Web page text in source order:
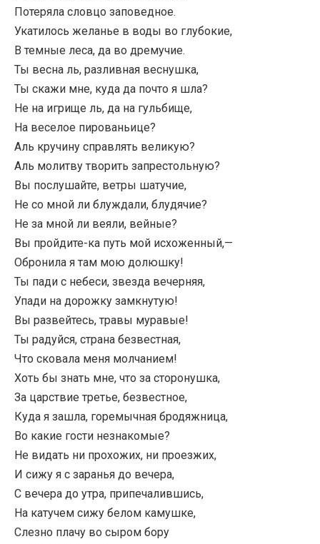
Потеряла словцо заповедное.
Укатилось желанье в воды во глубокие,
В темные леса, да во дремучие.
Ты весна ль, разливная веснушка,
Ты скажи мне, куда да почто я шла?
Не на игрище ль, да на гульбище,
На веселое пированьице?
Аль кручину справлять великую?
Аль молитву творить запрестольную?
Вы послушайте, ветры шатучие,
Не со мной ли блуждали, блудячие?
Не за мной ли веяли, вейные?
Вы пройдите-ка путь мой исхоженный,—
Обронила я там мою долюшку!
Ты пади с небеси, звезда вечерняя,
Упади на дорожку замкнутую!
Вы развейтесь, травы муравые!
Ты радуйся, страна безвестная,
Что сковала меня молчанием!
Хоть бы знать мне, что за сторонушка,
За царствие третье, безвестное,
Куда я зашла, горемычная бродяжница,
Во какие гости незнакомые?
Не видать ни прохожих, ни проезжих,
И сижу я с заранья до вечера,
С вечера до утра, припечалившись,
На катучем сижу белом камушке,
Слезно плачу во сыром бору